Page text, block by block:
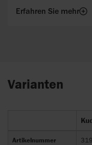
Mitwachsen.
Erfahren Sie mehr
Varianten
Artikelnummer